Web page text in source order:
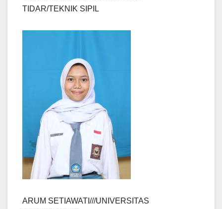
TIDAR/TEKNIK SIPIL
ARUM SETIAWATI///UNIVERSITAS